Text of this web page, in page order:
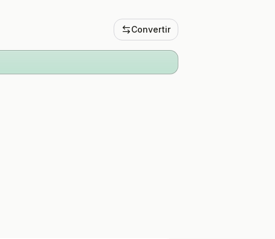
Convertir